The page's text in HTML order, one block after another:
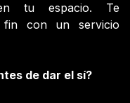
tu espacio. Te
fin con un servicio
de dar el sí?